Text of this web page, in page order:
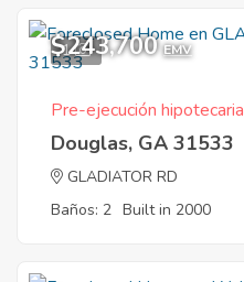
1
$243,700 EMV
Pre-ejecución hipotecaria
Douglas, GA 31533
GLADIATOR RD
Baños: 2 Built in 2000